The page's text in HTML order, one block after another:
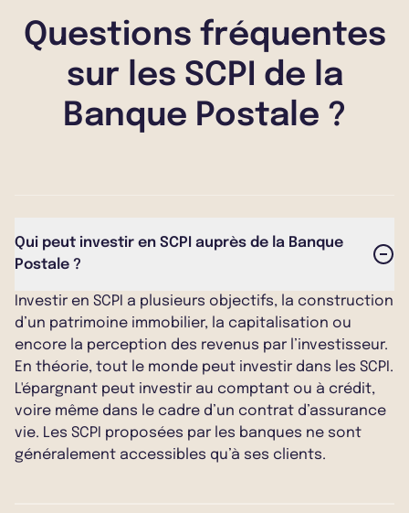
Questions fréquentes
sur les SCPI de la
Banque Postale ?
Qui peut investir en SCPI auprès de la Banque
Postale ?
Investir en SCPI a plusieurs objectifs, la construction
d’un patrimoine immobilier, la capitalisation ou
encore la perception des revenus par l’investisseur.
En théorie, tout le monde peut investir dans les SCPI.
L'épargnant peut investir au comptant ou à crédit,
voire même dans le cadre d’un contrat d’assurance
vie. Les SCPI proposées par les banques ne sont
généralement accessibles qu’à ses clients.